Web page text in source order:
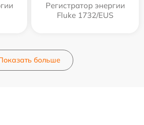
Регистратор энергии
Fluke 1732/EUS
больше